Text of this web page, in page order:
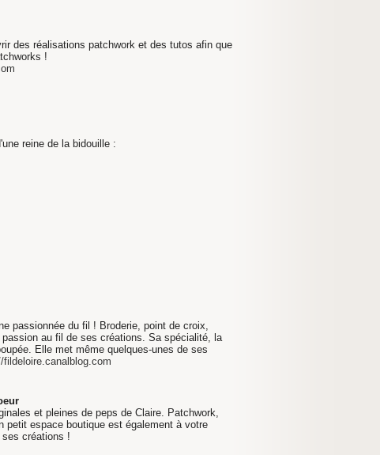
des réalisations patchwork et des tutos afin que
!
reine de la bidouille :
passionnée du fil ! Broderie, point de croix,
au fil de ses créations. Sa spécialité, la
Elle met même quelques-unes de ses
fildeloire.canalblog.com
et pleines de peps de Claire. Patchwork,
petit espace boutique est également à votre
créations !